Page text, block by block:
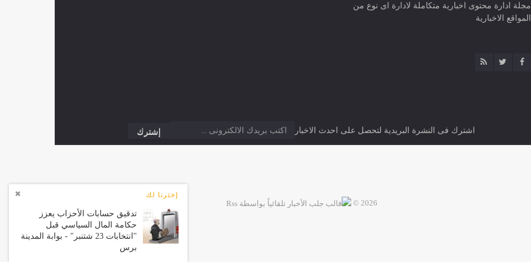
إخترنا لك
تدقيق حسابات الأحزاب يعزز
حكامة المال السياسي قبل
"انتخابات 23 شتنبر" - بوابة المدينة
برس
مجلة ادارة محتوى اخبارية متكاملة لادارة اى نوع من
المواقع الاخبارية
اشترك فى النشرة البريدية لتحصل على احدث الاخبار
2026 ©